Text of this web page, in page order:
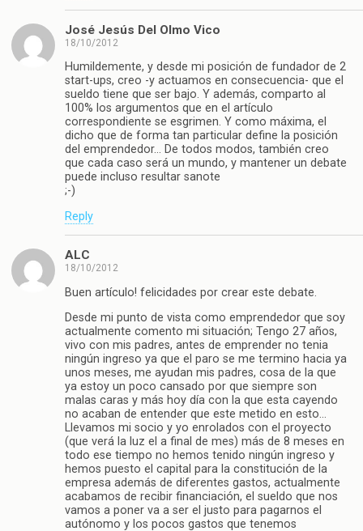
José Jesús Del Olmo Vico
18/10/2012
Humildemente, y desde mi posición de fundador de 2
start-ups, creo -y actuamos en consecuencia- que el
sueldo tiene que ser bajo. Y además, comparto al
100% los argumentos que en el artículo
correspondiente se esgrimen. Y como máxima, el
dicho que de forma tan particular define la posición
del emprendedor… De todos modos, también creo
que cada caso será un mundo, y mantener un debate
puede incluso resultar sanote
;-)
Reply
ALC
18/10/2012
Buen artículo! felicidades por crear este debate.
Desde mi punto de vista como emprendedor que soy
actualmente comento mi situación; Tengo 27 años,
vivo con mis padres, antes de emprender no tenia
ningún ingreso ya que el paro se me termino hacia ya
unos meses, me ayudan mis padres, cosa de la que
ya estoy un poco cansado por que siempre son
malas caras y más hoy día con la que esta cayendo
no acaban de entender que este metido en esto…
Llevamos mi socio y yo enrolados con el proyecto
(que verá la luz el a final de mes) más de 8 meses en
todo ese tiempo no hemos tenido ningún ingreso y
hemos puesto el capital para la constitución de la
empresa además de diferentes gastos, actualmente
acabamos de recibir financiación, el sueldo que nos
vamos a poner va a ser el justo para pagarnos el
autónomo y los pocos gastos que tenemos